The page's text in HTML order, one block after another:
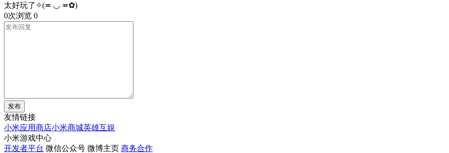
太好玩了✧(≖ ◡ ≖✿)
0次浏览 0
发布
友情链接
小米应用商店小米商城英雄互娱
小米游戏中心
开发者平台 微信公众号 微博主页 商务合作